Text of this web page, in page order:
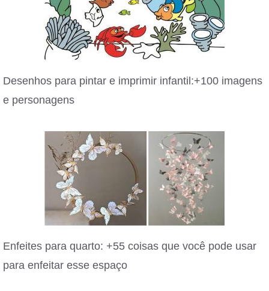
Desenhos para pintar e imprimir infantil:+100 imagens
e personagens
Enfeites para quarto: +55 coisas que você pode usar
para enfeitar esse espaço